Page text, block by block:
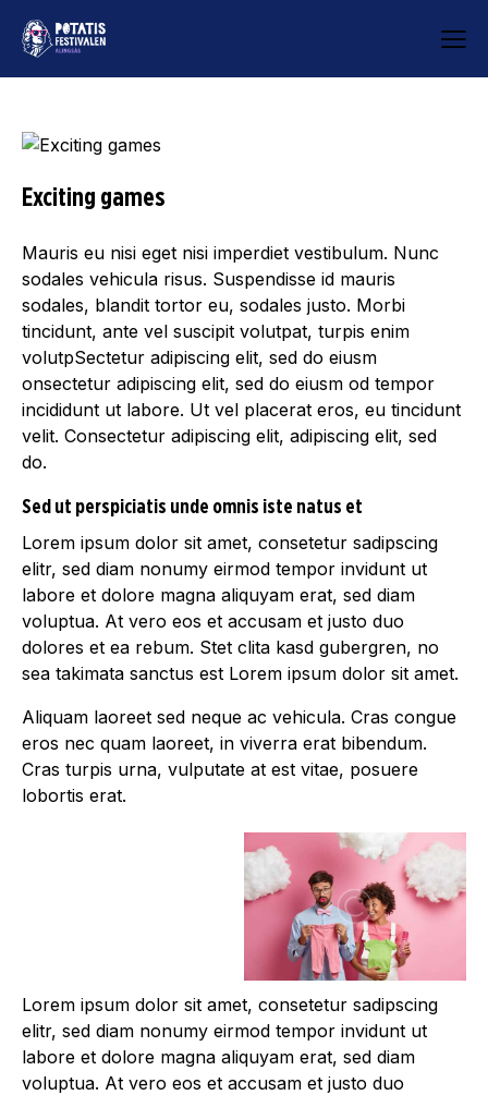
Exciting games
Mauris eu nisi eget nisi imperdiet vestibulum. Nunc
sodales vehicula risus. Suspendisse id mauris
sodales, blandit tortor eu, sodales justo. Morbi
tincidunt, ante vel suscipit volutpat, turpis enim
volutpSectetur adipiscing elit, sed do eiusm
onsectetur adipiscing elit, sed do eiusm od tempor
incididunt ut labore. Ut vel placerat eros, eu tincidunt
velit. Consectetur adipiscing elit, adipiscing elit, sed
do.
Sed ut perspiciatis unde omnis iste natus et
Lorem ipsum dolor sit amet, consetetur sadipscing
elitr, sed diam nonumy eirmod tempor invidunt ut
labore et dolore magna aliquyam erat, sed diam
voluptua. At vero eos et accusam et justo duo
dolores et ea rebum. Stet clita kasd gubergren, no
sea takimata sanctus est Lorem ipsum dolor sit amet.
Aliquam laoreet sed neque ac vehicula. Cras congue
eros nec quam laoreet, in viverra erat bibendum.
Cras turpis urna, vulputate at est vitae, posuere
lobortis erat.
Lorem ipsum dolor sit amet, consetetur sadipscing
elitr, sed diam nonumy eirmod tempor invidunt ut
labore et dolore magna aliquyam erat, sed diam
voluptua. At vero eos et accusam et justo duo